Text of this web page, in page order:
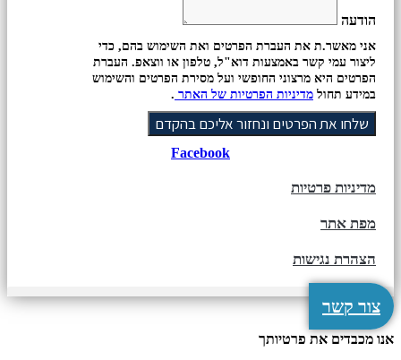
הודעה
אני מאשר.ת את העברת הפרטים ואת השימוש בהם, כדי
ליצור עמי קשר באמצעות דוא"ל, טלפון או ווצאפ. העברת
הפרטים היא מרצוני החופשי ועל מסירת הפרטים והשימוש
במידע תחול מדיניות הפרטיות של האתר .
שלחו את הפרטים ונחזור אליכם בהקדם
Facebook
מדיניות פרטיות
מפת אתר
הצהרת נגישות
צור קשר
אנו מכבדים את פרטיותך